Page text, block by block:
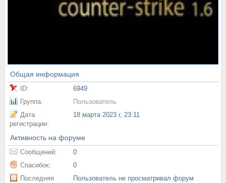
Общая информация
ID:
6949
Группа:
Пользователь
Дата
регистрации:
18 марта 2023 г, 23:11
Активность на форуме
Сообщений:
0
Спасибок:
0
Последняя
Пользователь не просматривал форум